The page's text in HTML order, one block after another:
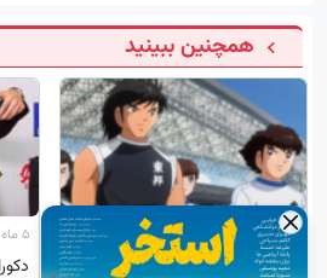
همچنین ببینید
۵ ماه پیش | بازدید:
شخصیت های کارتون فوتبالیست
۵ ماه پیش
×